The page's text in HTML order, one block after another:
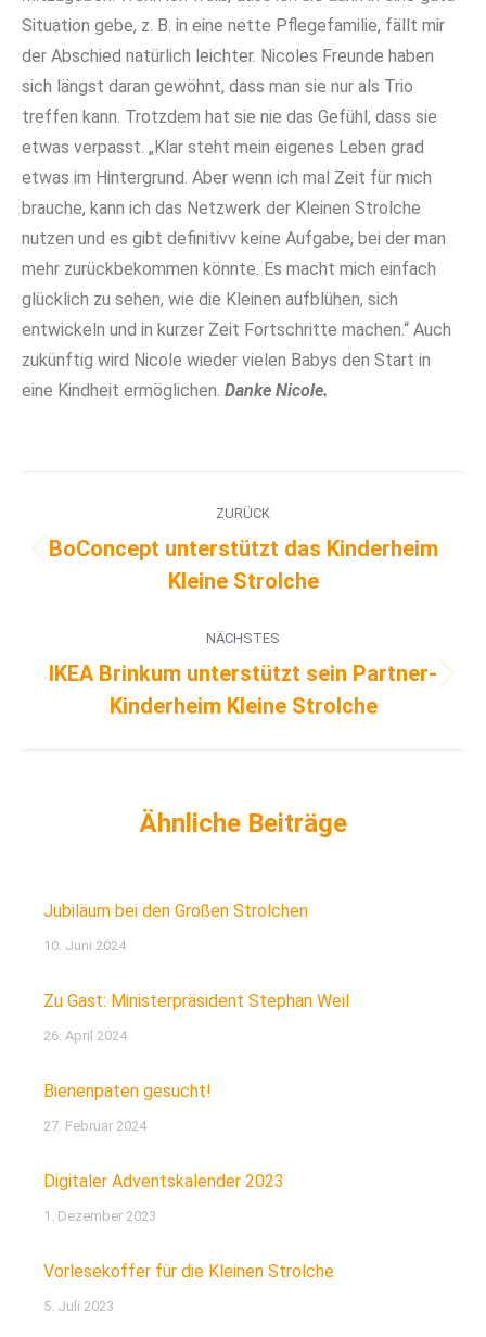
Situation gebe, z. B. in eine nette Pflegefamilie, fällt mir
der Abschied natürlich leichter. Nicoles Freunde haben
sich längst daran gewöhnt, dass man sie nur als Trio
treffen kann. Trotzdem hat sie nie das Gefühl, dass sie
etwas verpasst. „Klar steht mein eigenes Leben grad
etwas im Hintergrund. Aber wenn ich mal Zeit für mich
brauche, kann ich das Netzwerk der Kleinen Strolche
nutzen und es gibt definitivv keine Aufgabe, bei der man
mehr zurückbekommen könnte. Es macht mich einfach
glücklich zu sehen, wie die Kleinen aufblühen, sich
entwickeln und in kurzer Zeit Fortschritte machen.“ Auch
zukünftig wird Nicole wieder vielen Babys den Start in
eine Kindheit ermöglichen. Danke Nicole.
ZURÜCK
BoConcept unterstützt das Kinderheim
Kleine Strolche
NÄCHSTES
IKEA Brinkum unterstützt sein Partner-
Kinderheim Kleine Strolche
Jubiläum bei den Großen Strolchen
10. Juni 2024
Zu Gast: Ministerpräsident Stephan Weil
26. April 2024
Bienenpaten gesucht!
27. Februar 2024
Digitaler Adventskalender 2023
1. Dezember 2023
Vorlesekoffer für die Kleinen Strolche
5. Juli 2023